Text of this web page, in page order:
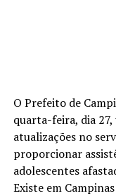
O Prefeito de
quarta-feira, dia
atualizações no
proporcionar
adolescentes
Existe em